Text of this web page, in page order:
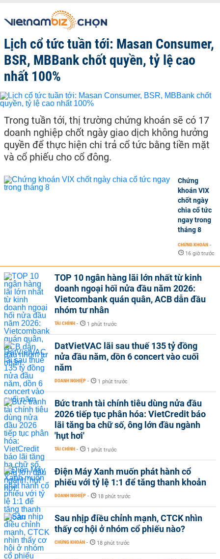
Lịch cổ tức tuần tới: Masan Consumer,
BSR, MBBank chốt quyền, tỷ lệ cao
nhất 100%
Trong tuần tới, thị trường chứng khoán sẽ có 17
doanh nghiệp chốt ngày giao dịch không hưởng
quyền để thực hiện chi trả cổ tức bằng tiền mặt
và cổ phiếu cho cổ đông.
Chứng
khoán VIX
chốt ngày
chia cổ tức
ngay trong
tháng 8
CHỨNG KHOÁN -
16 giờ trước
TOP 10 ngân hàng lãi lớn nhất từ kinh
doanh ngoại hối nửa đầu năm 2026:
Vietcombank quán quân, ACB dẫn đầu
nhóm tư nhân
TÀI CHÍNH - 1 phút trước
DatVietVAC lãi sau thuế 135 tỷ đồng
nửa đầu năm, dồn 6 concert vào cuối
năm
DOANH NGHIỆP - 1 phút trước
Bức tranh tài chính tiêu dùng nửa đầu
2026 tiếp tục phân hóa: VietCredit báo
lãi tăng ba chữ số, ông lớn đầu ngành
'hụt hơi'
TÀI CHÍNH - 1 phút trước
Điện Máy Xanh muốn phát hành cổ
phiếu với tỷ lệ 1:1 để tăng thanh khoản
DOANH NGHIỆP - 18 phút trước
Sau nhịp điều chỉnh mạnh, CTCK nhìn
thấy cơ hội ở nhóm cổ phiếu nào?
CHỨNG KHOÁN - 18 phút trước